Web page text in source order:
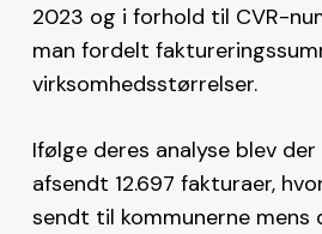
2023 og i forhold til CVR-
man fordelt
virksomhedsstørrelser.
Ifølge deres analyse blev
afsendt 12.697 fakturaer,
sendt til kommunerne mens